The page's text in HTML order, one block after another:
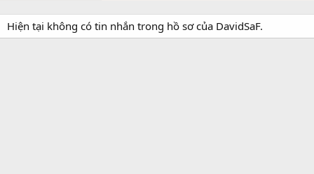
Hiện tại không có tin nhắn trong hồ sơ của DavidSaF.